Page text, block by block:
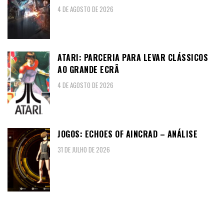
4 DE AGOSTO DE 2026
ATARI: PARCERIA PARA LEVAR CLÁSSICOS
AO GRANDE ECRÃ
4 DE AGOSTO DE 2026
JOGOS: ECHOES OF AINCRAD – ANÁLISE
31 DE JULHO DE 2026